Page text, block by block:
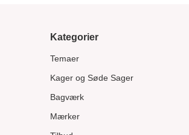
Kategorier
Temaer
Kager og Søde Sager
Bagværk
Mærker